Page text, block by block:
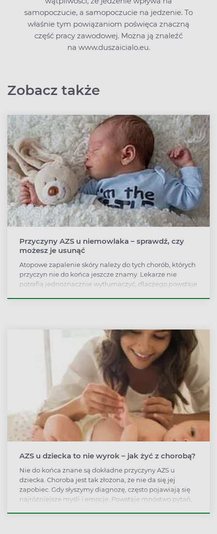
samopoczucie, a samopoczucie na jedzenie. To
właśnie tym powiązaniom poświęca znaczną
część pracy zawodowej. Można ją znaleźć
na www.duszaicialo.eu.
Zobacz także
Przyczyny AZS u niemowlaka – sprawdź, czy
możesz je usunąć
Atopowe zapalenie skóry należy do tych chorób, których
przyczyn nie do końca jeszcze znamy. Lekarze nie
potrafią jednoznacznie wytłumaczyć, dlaczego powstaje
AZS u dziecka to nie wyrok – jak żyć z chorobą?
Nie do końca znane są dokładne przyczyny AZS u
dziecka. Choroba jest tak złożona, że nie da się jej
zapobiec. Gdy słyszymy diagnozę, często pojawiają się
najróżniejsze myśli i emocje. Powstaje mnóstwo pytań,